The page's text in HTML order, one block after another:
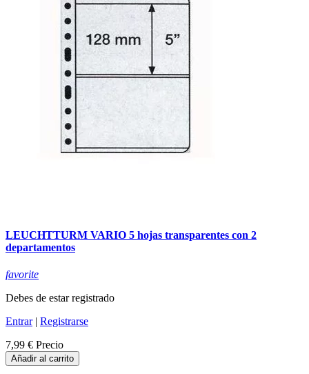
LEUCHTTURM VARIO 5 hojas transparentes con 2
departamentos
favorite
Debes de estar registrado
Entrar| Registrarse
7,99 € Precio
Añadir al carrito